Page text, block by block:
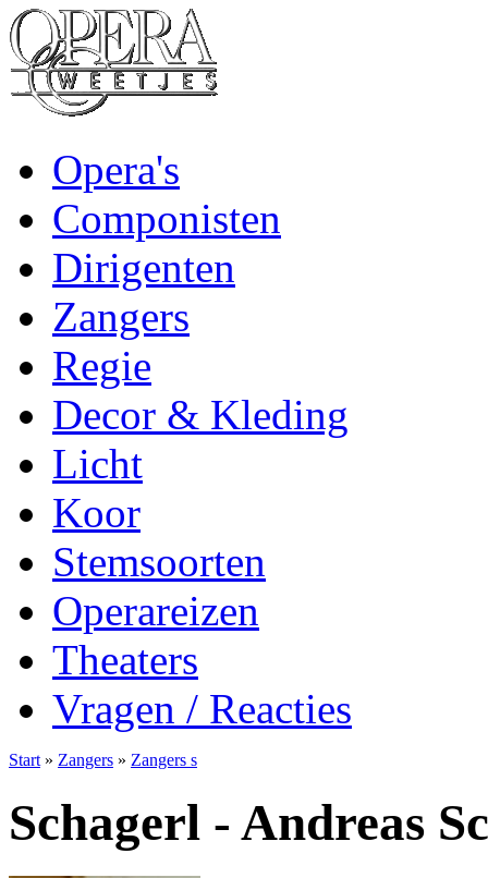
Opera's
Componisten
Dirigenten
Zangers
Regie
Decor & Kleding
Licht
Koor
Stemsoorten
Operareizen
Theaters
Vragen / Reacties
Start » Zangers » Zangers s
Schagerl - Andreas